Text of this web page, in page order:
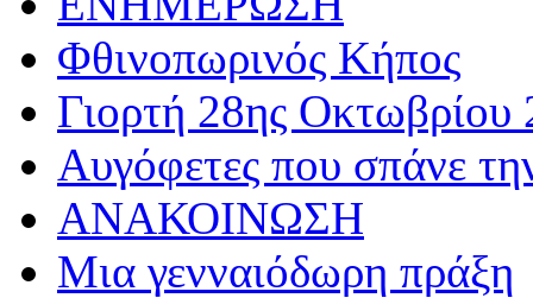
Φθινοπωρινός Κήπος
Γιορτή 28ης Οκτωβρίου
Αυγόφετες που σπάνε
ΑΝΑΚΟΙΝΩΣΗ
Μια γενναιόδωρη πράξη